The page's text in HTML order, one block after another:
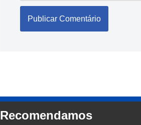
Recomendamos